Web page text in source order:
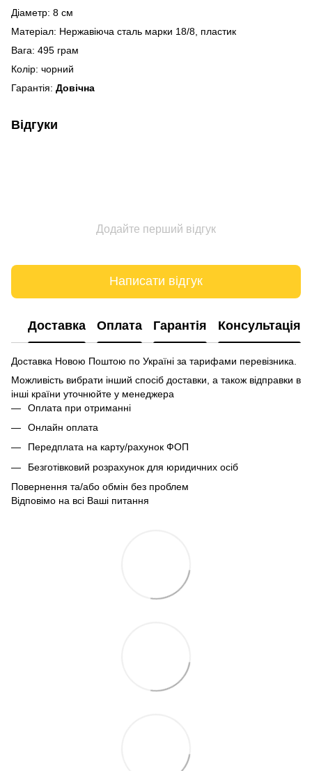
Діаметр: 8 см
Матеріал: Нержавіюча сталь марки 18/8, пластик
Вага: 495 грам
Колір: чорний
Гарантія: Довічна
Відгуки
Додайте перший відгук
Написати відгук
Доставка Оплата Гарантія Консультація
Доставка Новою Поштою по Україні за тарифами перевізника.
Можливість вибрати інший спосіб доставки, а також відправки в
інші країни уточнюйте у менеджера
Оплата при отриманні
Онлайн оплата
Передплата на карту/рахунок ФОП
Безготівковий розрахунок для юридичних осіб
Повернення та/або обмін без проблем
Відповімо на всі Ваші питання